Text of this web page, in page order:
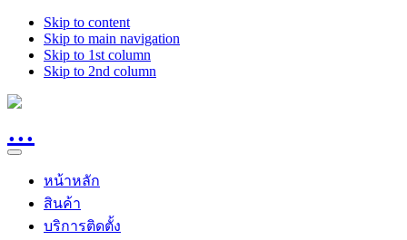
Skip to content
Skip to main navigation
Skip to 1st column
Skip to 2nd column
หน้าหลัก
สินค้า
บริการติดตั้ง